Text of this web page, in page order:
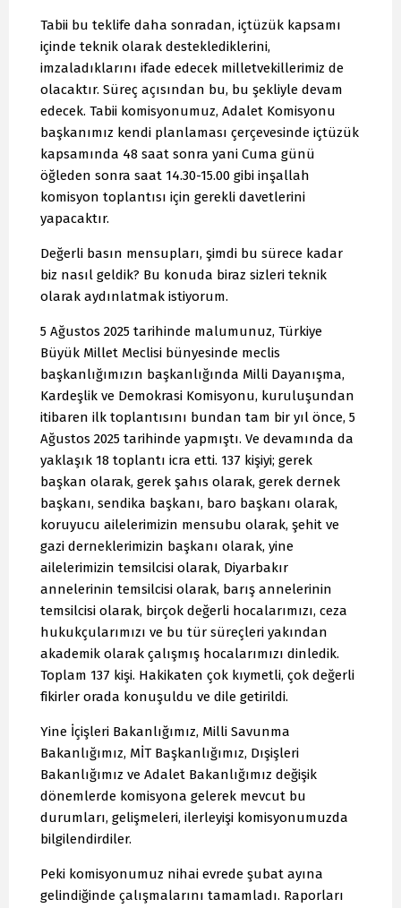
Tabii bu teklife daha sonradan, içtüzük kapsamı
içinde teknik olarak desteklediklerini,
imzaladıklarını ifade edecek milletvekillerimiz de
olacaktır. Süreç açısından bu, bu şekliyle devam
edecek. Tabii komisyonumuz, Adalet Komisyonu
başkanımız kendi planlaması çerçevesinde içtüzük
kapsamında 48 saat sonra yani Cuma günü
öğleden sonra saat 14.30-15.00 gibi inşallah
komisyon toplantısı için gerekli davetlerini
yapacaktır.
Değerli basın mensupları, şimdi bu sürece kadar
biz nasıl geldik? Bu konuda biraz sizleri teknik
olarak aydınlatmak istiyorum.
5 Ağustos 2025 tarihinde malumunuz, Türkiye
Büyük Millet Meclisi bünyesinde meclis
başkanlığımızın başkanlığında Milli Dayanışma,
Kardeşlik ve Demokrasi Komisyonu, kuruluşundan
itibaren ilk toplantısını bundan tam bir yıl önce, 5
Ağustos 2025 tarihinde yapmıştı. Ve devamında da
yaklaşık 18 toplantı icra etti. 137 kişiyi; gerek
başkan olarak, gerek şahıs olarak, gerek dernek
başkanı, sendika başkanı, baro başkanı olarak,
koruyucu ailelerimizin mensubu olarak, şehit ve
gazi derneklerimizin başkanı olarak, yine
ailelerimizin temsilcisi olarak, Diyarbakır
annelerinin temsilcisi olarak, barış annelerinin
temsilcisi olarak, birçok değerli hocalarımızı, ceza
hukukçularımızı ve bu tür süreçleri yakından
akademik olarak çalışmış hocalarımızı dinledik.
Toplam 137 kişi. Hakikaten çok kıymetli, çok değerli
fikirler orada konuşuldu ve dile getirildi.
Yine İçişleri Bakanlığımız, Milli Savunma
Bakanlığımız, MİT Başkanlığımız, Dışişleri
Bakanlığımız ve Adalet Bakanlığımız değişik
dönemlerde komisyona gelerek mevcut bu
durumları, gelişmeleri, ilerleyişi komisyonumuzda
bilgilendirdiler.
Peki komisyonumuz nihai evrede şubat ayına
gelindiğinde çalışmalarını tamamladı. Raporları